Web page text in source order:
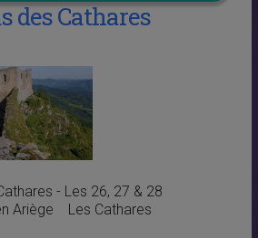
des Cathares
- Les 26, 27 & 28
Ariège Les Cathares